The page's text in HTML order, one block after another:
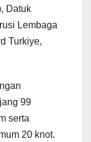
Datuk
Lembaga
Turkiye,
99
serta
20 knot.